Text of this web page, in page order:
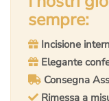
€1.900,00.
€1.597,00.
sempre:
Incisione
Elegante
Consegna
Rimessa a